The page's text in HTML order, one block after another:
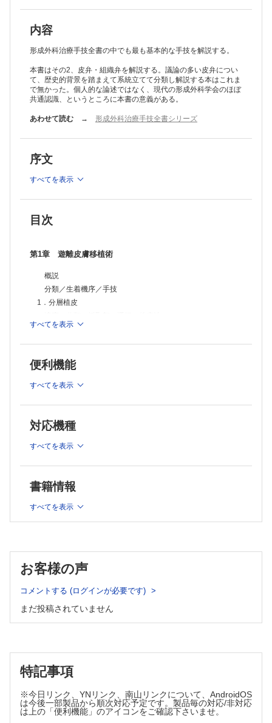
適応と分類／採取部の選択／後療法
I 採取と創処置：鼠径部
II 採取と創閉鎖：耳前部・耳後部
IV 採取と創処置：足部
V 移植と固定法：タイオーバー固定法
症例1／症例2／症例3
第2章 その他の組織移植術
1．粘膜移植
I 遊離粘膜移植
症例
適応／採取部の選択／後療法
3．脂肪移植
脂肪移植の基礎／手術の適応／術前の評価法／後療法／今後の展開
4．筋膜移植
症例1／症例2
5．骨移植
I 腸骨
症例1／症例2
組織移植の解剖学的特徴と生着機序／適応／採取部の選択／後療法
II 耳介軟骨
移植組織の解剖学的特徴と生着機序／適応
I 耳甲介軟骨・皮膚
II 鼻中隔軟骨・鼻粘膜
症例1／症例2
歴史的背景／適応
症例
第3章 皮弁：総論
2．皮弁の分類
血行形態による分類／移動法による分類／構成成分による分類
3．その他の皮弁形態
遠位茎皮弁，逆行性皮弁／連合皮弁／Prefabricated flap／
血管吻合付加皮弁／静脈皮弁／拡張型皮弁／プロペラ皮弁
第4章 皮弁：乱走型皮弁
I 前進皮弁
II 横転皮弁
III 回転皮弁
2．皮下茎皮弁
血行形態／適応
I 皮下茎皮弁：Pivoting の場合
内容
形成外科治療手技全書の中でも最も基本的な手技を解説する。
本書はその2、皮弁・組織弁を解説する。議論の多い皮弁につい
て、歴史的背景を踏まえて系統立てて分類し解説する本はこれま
で無かった。個人的な論述ではなく、現代の形成外科学会のほぼ
共通認識、というところに本書の意義がある。
あわせて読む → 形成外科治療手技全書シリーズ
序文
すべてを表示
目次
第1章 遊離皮膚移植術
概説
分類／生着機序／手技
1．分層植皮
I 採取と創処置：頭部
II 採取と創処置：大腿部
IV 移植と固定法
症例1／症例2
I 採取と創処置：鼠径部
III 採取と創処置：鎖骨部
症例1／症例2／症例3
適応／採取部の選択
I 遊離粘膜移植
II 有茎粘膜弁移植：舌弁
症例
2．真皮脂肪移植
脂肪移植の基礎／手術の適応／術前の評価法／後療法／今後
脂肪注入術
症例1／症例2
すべてを表示
便利機能
すべてを表示
対応機種
すべてを表示
書籍情報
すべてを表示
お客様の声
コメントする (ログインが必要です)
まだ投稿されていません
特記事項
※今日リンク、YNリンク、南山リンクについて、AndroidOS
は今後一部製品から順次対応予定です。製品毎の対応/非対応
は上の「便利機能」のアイコンをご確認下さいませ。